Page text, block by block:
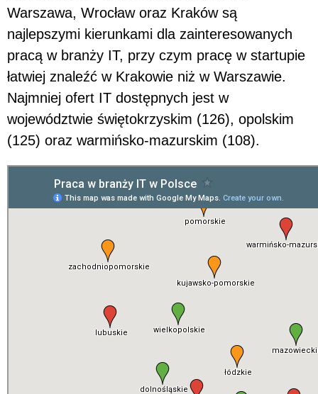
Warszawa, Wrocław oraz Kraków są
najlepszymi kierunkami dla zainteresowanych
pracą w branży IT, przy czym pracę w startupie
łatwiej znaleźć w Krakowie niż w Warszawie.
Najmniej ofert IT dostępnych jest w
województwie świętokrzyskim (126), opolskim
(125) oraz warmińsko-mazurskim (108).